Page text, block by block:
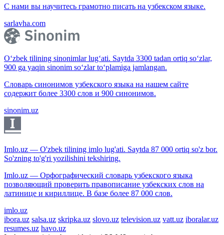
С нами вы научитесь грамотно писать на узбекском языке.
sarlavha.com
O‘zbek tilining sinonimlar lug‘ati. Saytda 3300 tadan ortiq so‘zlar,
900 ga yaqin sinonim so‘zlar to‘plamiga jamlangan.
Словарь синонимов узбекского языка на нашем сайте
содержит более 3300 слов и 900 синонимов.
sinonim.uz
Imlo.uz — O'zbek tilining imlo lug'ati. Saytda 87 000 ortiq so'z bor.
So'zning to'g'ri yozilishini tekshiring.
Imlo.uz — Орфографический словарь узбекского языка
позволяющий проверить правописание узбекских слов на
латинице и кириллице. В базе более 87 000 слов.
imlo.uz
ibora.uz salsa.uz skripka.uz slovo.uz television.uz vatt.uz iboralar.uz
resumes.uz havo.uz